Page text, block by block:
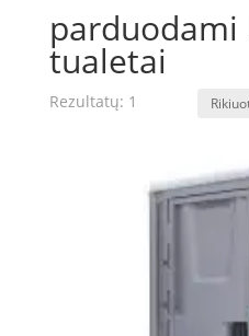
parduodami
tualetai
Rezultatų: 1